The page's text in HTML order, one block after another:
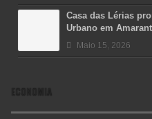
Casa das Lérias
Urbano em
Maio 15, 2026
ECONOMIA